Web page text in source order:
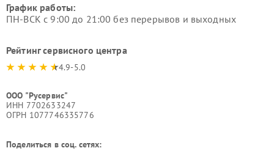
График работы:
ПН-ВСК с 9:00 до 21:00 без перерывов и выходных
Рейтинг сервисного центра
4.9-5.0
ООО "Русервис"
ИНН 7702633247
ОГРН 1077746335776
Поделиться в соц. сетях: